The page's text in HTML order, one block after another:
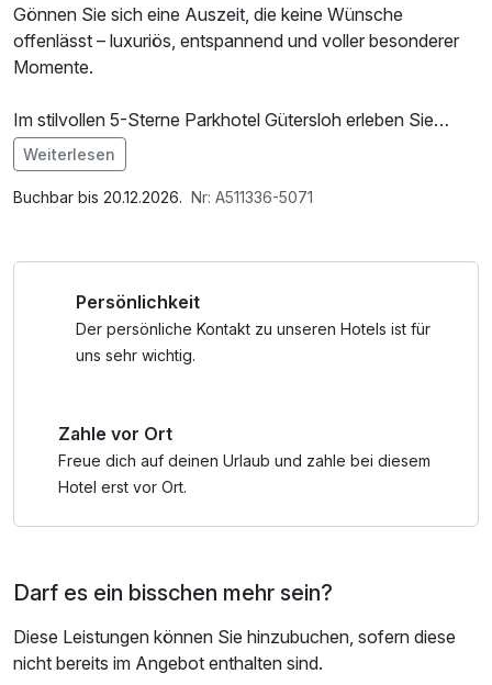
Gönnen Sie sich eine Auszeit, die keine Wünsche
offenlässt – luxuriös, entspannend und voller besonderer
Momente.
Im stilvollen 5-Sterne Parkhotel Gütersloh erleben Sie
erstklassigen Komfort in ruhiger, eleganter Umgebung.
Hochwertig ausgestattete Zimmer, exzellenter Service und
eine ausgezeichnete Küche schaffen den perfekten
der Saunawelt der H2O Therme in Herford. Nur eine halbe
Stunde mit dem Auto entfernt, findet sich ein wahres
Paradies für Erholungssuchende. Freuen Sie sich auf eine
Dampfbädern...Sogar ein "Schneeraum" findet sich im
H2O. Erleben Sie entspannende Aufgüsse, die mit Düften
und Musik zelebriert werden und für intensive
und gemütliche Liegezonen zum Abschalten ein. Im
warmen Wasser entspannen – perfekt, um neue Energie zu
tanken. Ergänzt wird das Angebot durch Wellness- und
Im Angebot enthalten
1 Flasche Mineralwasser, Saunabenutzung,
Weiterlesen
Buchbar bis 20.12.2026. Nr: A511336-5071
Persönlichkeit
Der persönliche Kontakt zu unseren Hotels ist für
uns sehr wichtig.
Zahle vor Ort
Freue dich auf deinen Urlaub und zahle bei diesem
Hotel erst vor Ort.
Darf es ein bisschen mehr sein?
Diese Leistungen können Sie hinzubuchen, sofern diese
nicht bereits im Angebot enthalten sind.